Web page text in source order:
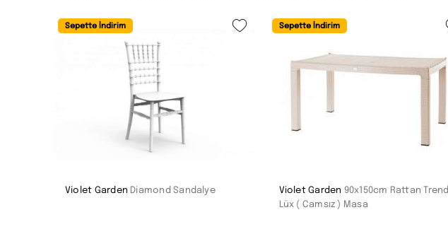
Sepette İndirim
Violet Garden Diamond Sandalye
Sepette İndirim
Violet Garden 90x150cm Rattan Trend
Lüx ( Camsız ) Masa